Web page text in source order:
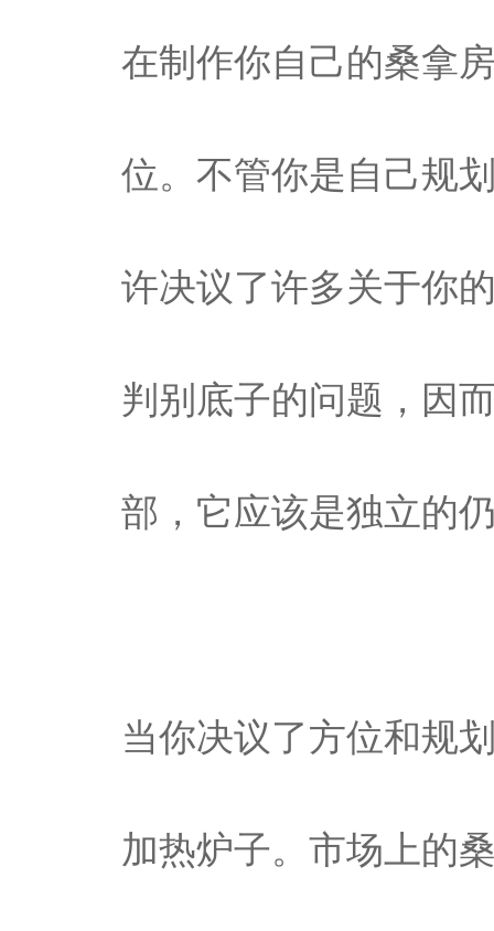
在制作你自己的桑拿
位。不管你是自己规
许决议了许多关于你
判别底子的问题，因
部，它应该是独立的
当你决议了方位和规
加热炉子。市场上的